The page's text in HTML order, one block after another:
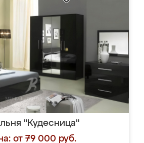
"Кудесница"
от 79 000 руб.